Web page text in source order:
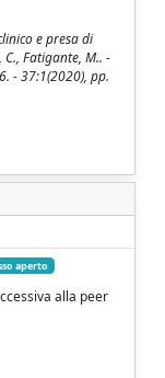
e presa di
Fatigante, M.. -
- 37:1(2020), pp.
aperto
alla peer